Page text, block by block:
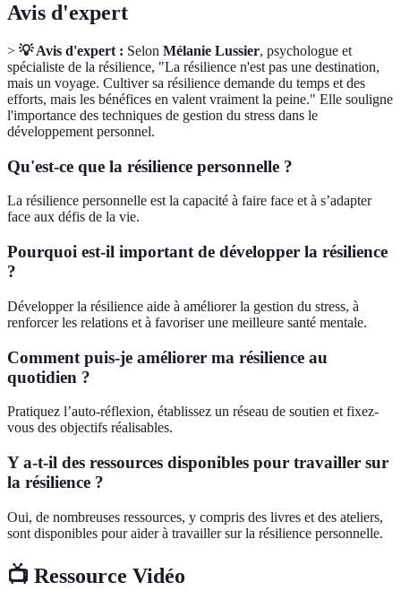
Avis d'expert
> 💡 Avis d'expert : Selon Mélanie Lussier, psychologue et
spécialiste de la résilience, "La résilience n'est pas une destination,
mais un voyage. Cultiver sa résilience demande du temps et des
efforts, mais les bénéfices en valent vraiment la peine." Elle souligne
l'importance des techniques de gestion du stress dans le
développement personnel.
Qu'est-ce que la résilience personnelle ?
La résilience personnelle est la capacité à faire face et à s’adapter
face aux défis de la vie.
Pourquoi est-il important de développer la résilience
?
Développer la résilience aide à améliorer la gestion du stress, à
renforcer les relations et à favoriser une meilleure santé mentale.
Comment puis-je améliorer ma résilience au
quotidien ?
Pratiquez l’auto-réflexion, établissez un réseau de soutien et fixez-
vous des objectifs réalisables.
Y a-t-il des ressources disponibles pour travailler sur
la résilience ?
Oui, de nombreuses ressources, y compris des livres et des ateliers,
sont disponibles pour aider à travailler sur la résilience personnelle.
📺 Ressource Vidéo